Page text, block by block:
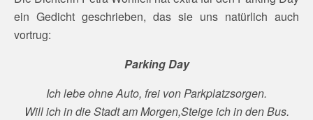
ein Gedicht geschrieben, das sie uns natürlich auch
vortrug:
Parking Day
Ich lebe ohne Auto, frei von Parkplatzsorgen.
Will ich in die Stadt am Morgen,Steige ich in den Bus.